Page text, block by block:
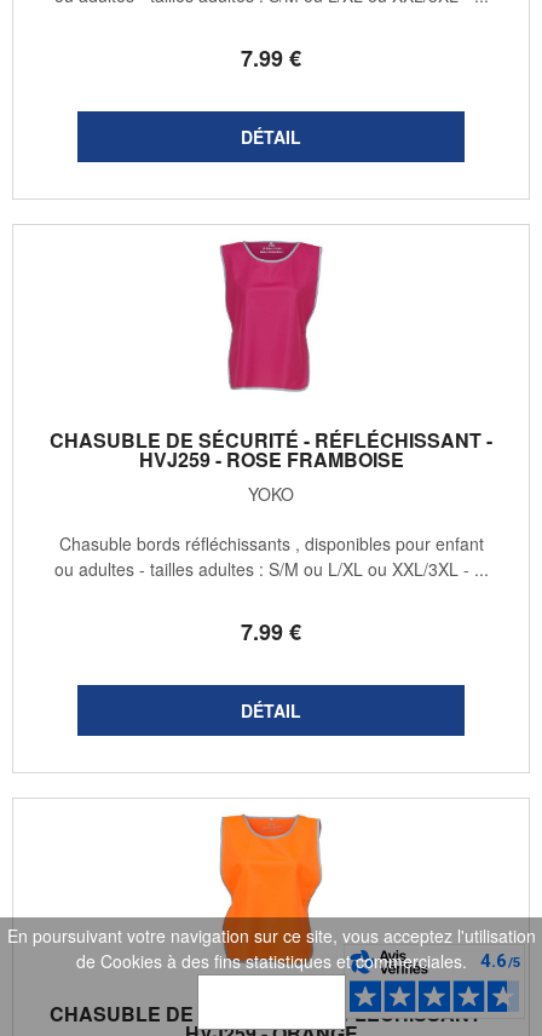
7.99€
CHASUBLE DE SÉCURITÉ - RÉFLÉCHISSANT -
HVJ259 - ROSE FRAMBOISE
YOKO
7.99€
Chasuble bords réfléchissants , disponibles pour enfant
ou adultes - tailles adultes : S/M ou L/XL ou XXL/3XL - ...
CHASUBLE DE SÉCURITÉ - RÉFLÉCHISSANT -
En poursuivant votre navigation sur ce site, vous acceptez l'utilisation
de Cookies à des fins statistiques et commerciales.